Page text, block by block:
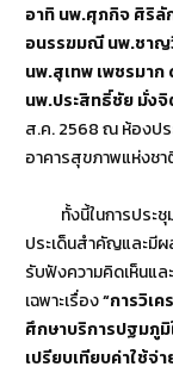
อาทิ นพ.ศุภกิจ ศิริ
อนรรฆมณี นพ.ชา
นพ.สุเทพ เพชรมา
นพ.ประสิทธิ์ชัย มั่ง
ส.ค. 2568 ณ ห้องป
อาคารสุขภาพแห่งชา
ทั้งนี้ในการประชุม
ประเด็นสำคัญและมี
รับฟังความคิดเห็นแล
เฉพาะเรื่อง“การวิเ
ศึกษาบริการปฐมภูมิ
เปรียบเทียบค่าใช้จ่